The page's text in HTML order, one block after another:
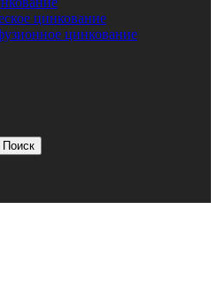
цинкование
цинкование
Поиск